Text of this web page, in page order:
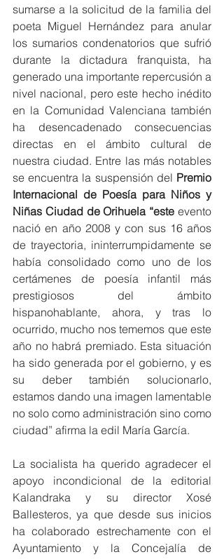
sumarse a la solicitud de la familia del
poeta Miguel Hernández para anular
los sumarios condenatorios que sufrió
durante la dictadura franquista, ha
generado una importante repercusión a
nivel nacional, pero este hecho inédito
en la Comunidad Valenciana también
ha desencadenado consecuencias
directas en el ámbito cultural de
nuestra ciudad. Entre las más notables
se encuentra la suspensión del Premio
Internacional de Poesía para Niños y
Niñas Ciudad de Orihuela “este evento
nació en año 2008 y con sus 16 años
de trayectoria, ininterrumpidamente se
había consolidado como uno de los
certámenes de poesía infantil más
prestigiosos del ámbito
hispanohablante, ahora, y tras lo
ocurrido, mucho nos tememos que este
año no habrá premiado. Esta situación
ha sido generada por el gobierno, y es
su deber también solucionarlo,
estamos dando una imagen lamentable
no solo como administración sino como
ciudad” afirma la edil María García.
La socialista ha querido agradecer el
apoyo incondicional de la editorial
Kalandraka y su director Xosé
Ballesteros, ya que desde sus inicios
ha colaborado estrechamente con el
Ayuntamiento y la Concejalía de